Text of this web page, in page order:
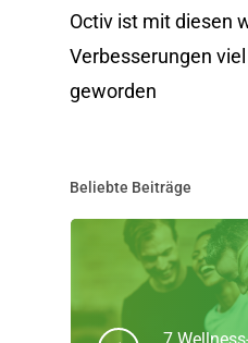
Octiv ist mit diesen
Verbesserungen
geworden
Beliebte Beiträge